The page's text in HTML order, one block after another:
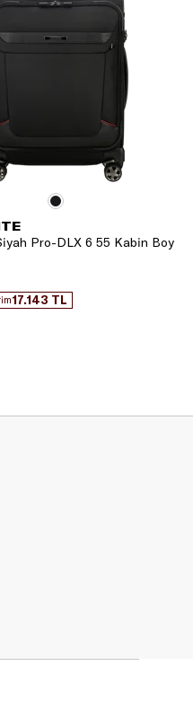
Pro-DLX 6 55 Kabin Boy
17.143 TL